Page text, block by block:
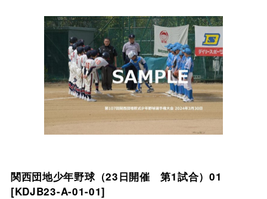
関西団地少年野球（23日開催 第1試合）01
[KDJB23-A-01-01]